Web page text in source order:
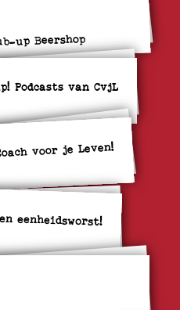
up Beershop
Podcasts van CvjL
voor je Leven!
eenheidsworst!